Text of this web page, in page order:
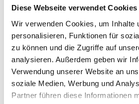
Diese Webseite verwendet Cookies
Wir verwenden Cookies, um Inhalte
personalisieren, Funktionen für
zu können und die Zugriffe auf
analysieren. Außerdem geben wir
Verwendung unserer Website an
soziale Medien, Werbung und
Partner führen diese Informationen
Adresse
Per Knoldsvej 46
6857 Blåvand